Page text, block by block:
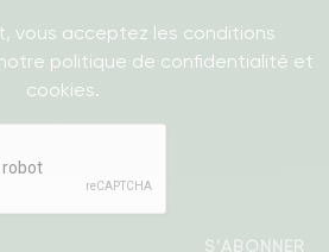
vous acceptez les conditions
politique de confidentialité et
cookies.
S'ABONNER